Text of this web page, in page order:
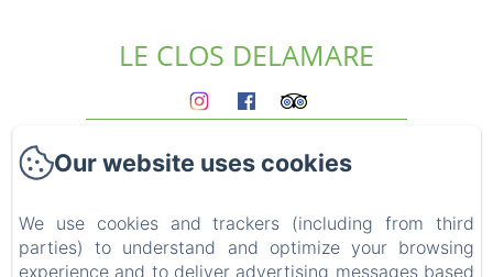
LE CLOS DELAMARE
The gites
Experiences
Surroundings
Our website uses cookies
We use cookies and trackers (including from third
parties) to understand and optimize your browsing
experience and to deliver advertising messages based